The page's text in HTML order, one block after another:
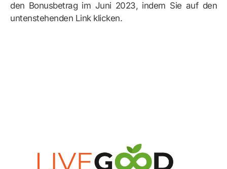
den Bonusbetrag im Juni 2023, indem Sie auf den
untenstehenden Link klicken.